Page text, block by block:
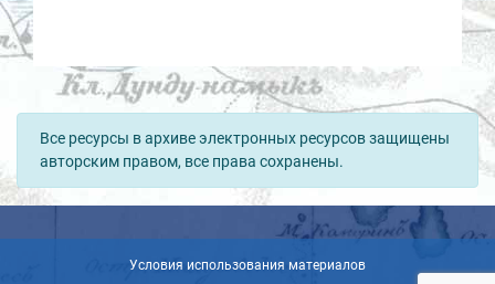
Все ресурсы в архиве электронных ресурсов защищены
авторским правом, все права сохранены.
Условия использования материалов